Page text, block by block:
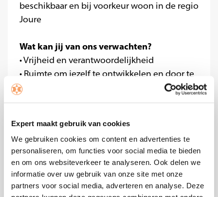
Expert maakt gebruik van cookies
We gebruiken cookies om content en advertenties te
personaliseren, om functies voor social media te bieden
en om ons websiteverkeer te analyseren. Ook delen we
informatie over uw gebruik van onze site met onze
partners voor social media, adverteren en analyse. Deze
beschikbaar en bij voorkeur woon in de regio
Joure
Wat kan jij van ons verwachten?
• Vrijheid en verantwoordelijkheid
• Ruimte om jezelf te ontwikkelen en door te
groeien
werkervaring
• Goede secundaire arbeidsvoorwaarden
• Werken in een compact, enthousiast team
waar jouw inbreng het verschil maakt
• Korting op producten uit ons assortiment